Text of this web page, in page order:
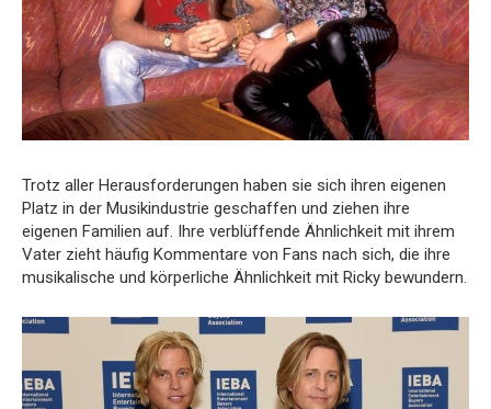
Trotz aller Herausforderungen haben sie sich ihren eigenen
Platz in der Musikindustrie geschaffen und ziehen ihre
eigenen Familien auf. Ihre verblüffende Ähnlichkeit mit ihrem
Vater zieht häufig Kommentare von Fans nach sich, die ihre
musikalische und körperliche Ähnlichkeit mit Ricky bewundern.